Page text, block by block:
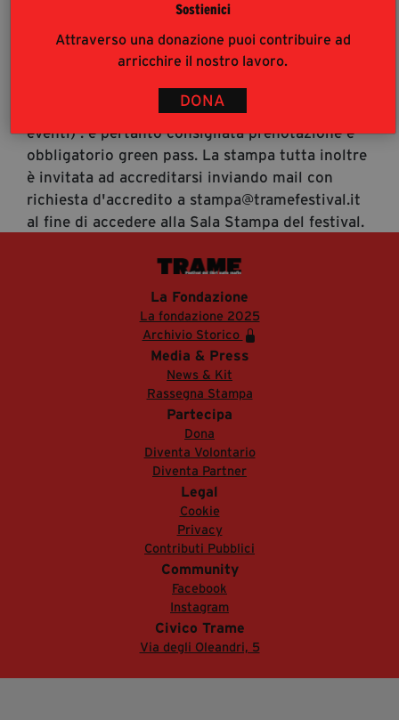
Sostienici
Attraverso una donazione puoi contribuire ad
arricchire il nostro lavoro.
DONA
Accrediti Stampa
Accrediti Stampa. L'accesso al festival ai
giornalisti risponde alle modalità di accesso del
pubblico (https://www.tramefestival.it/accesso-
eventi) : è pertanto consigliata prenotazione e
obbligatorio green pass. La stampa tutta inoltre
è invitata ad accreditarsi inviando mail con
richiesta d'accredito a stampa@tramefestival.it
al fine di accedere alla Sala Stampa del festival.
La Fondazione
La fondazione 2025
Archivio Storico
Media & Press
News & Kit
Rassegna Stampa
Partecipa
Dona
Diventa Volontario
Diventa Partner
Legal
Cookie
Privacy
Contributi Pubblici
Community
Facebook
Instagram
Civico Trame
Via degli Oleandri, 5